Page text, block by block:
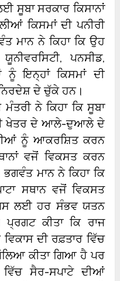
ਸੂਬਾ ਸਰਕਾਰ ਕਿਸਾਨਾਂ
ਕਿਸਮਾਂ ਦੀ ਪਨੀਰੀ
ਮਾਨ ਨੇ ਕਿਹਾ ਕਿ ਉਹ
ਪਨਸੀਡ,
ਨੂੰ ਇਨ੍ਹਾਂ ਕਿਸਮਾਂ ਦੀ
ਦੇ ਚੁੱਕੇ ਹਨ।
ਨੇ ਕਿਹਾ ਕਿ ਸੂਬਾ
ਖੇਤਰ ਦੇ ਆਲੇ-ਦੁਆਲੇ ਦੇ
ਨੂੰ ਆਕਰਸ਼ਿਤ ਕਰਨ
ਵਜੋਂ ਵਿਕਸਤ ਕਰਨ
ਮਾਨ ਨੇ ਕਿਹਾ ਕਿ
ਸਥਾਨ ਵਜੋਂ ਵਿਕਸਤ
ਲਈ ਹਰ ਸੰਭਵ ਯਤਨ
ਕੀਤਾ ਕਿ ਰਾਜ
ਦੀ ਰਫ਼ਤਾਰ ਵਿੱਚ
ਕੀਤਾ ਗਿਆ ਹੈ ਪਰ
ਵਿੱਚ ਸੈਰ-ਸਪਾਟੇ ਦੀਆਂ